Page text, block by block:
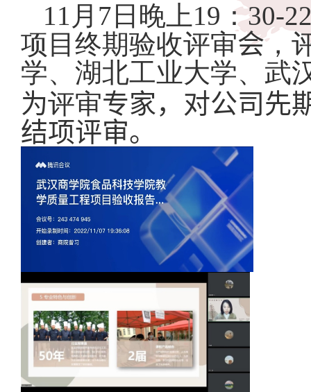
11 月 7 日 晚上19 ：30-2
项目终期验收评审会，
学、湖北工业大学、武
为评审专家，对公司先
结项评审。